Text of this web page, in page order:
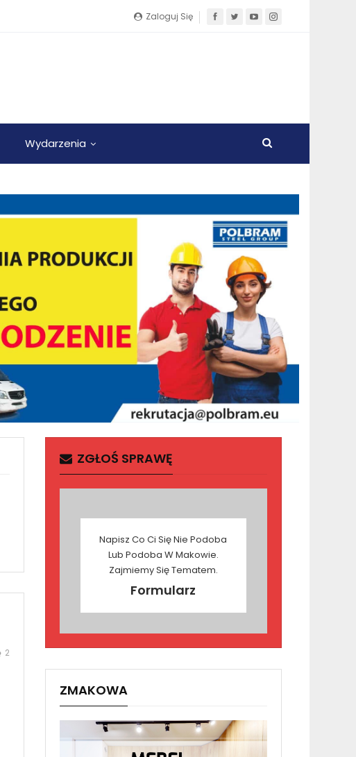
Zaloguj Się
Wydarzenia
2
ZGŁOŚ SPRAWĘ
Napisz Co Ci Się Nie Podoba
Lub Podoba W Makowie.
Zajmiemy Się Tematem.
Formularz
ZMAKOWA